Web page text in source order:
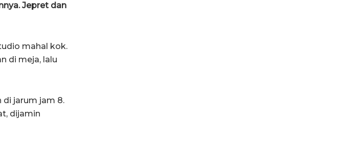
Jepret dan
mahal kok.
di meja, lalu
jarum jam 8.
dijamin